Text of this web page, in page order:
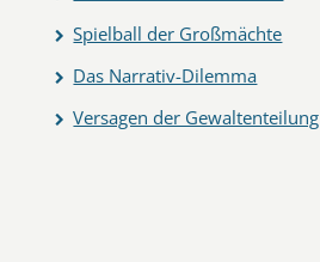
Spielball der Großmächte
Das Narrativ-Dilemma
Versagen der Gewaltenteilung